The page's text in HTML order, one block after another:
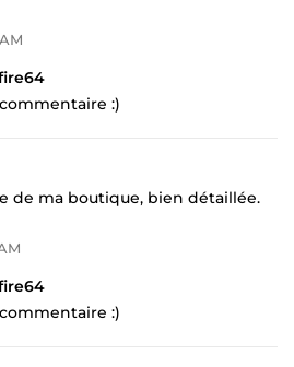
:)
de ma boutique, bien détaillée.
:)